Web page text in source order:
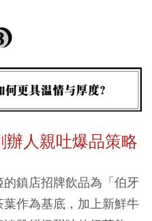
辦人親吐爆品策略
鎮店招牌飲品為「伯牙
作為基底，加上新鮮牛